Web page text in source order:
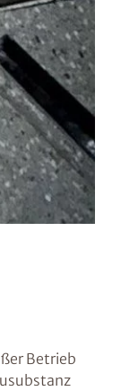
Betrieb